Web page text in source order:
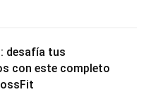
desafía tus
con este completo